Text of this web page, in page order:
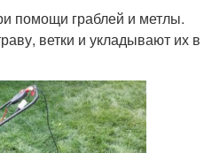
помощи граблей и метлы.
ветки и укладывают их в